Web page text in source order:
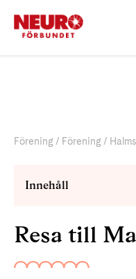
Förening Förening
Innehåll
Resa till